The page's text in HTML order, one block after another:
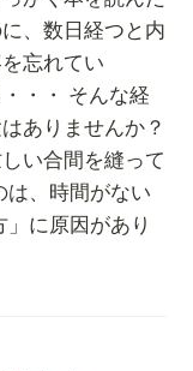
、数日経つと内
忘れてい
・・・ そんな経
ありませんか？
い合間を縫って
は、時間がない
に原因があり